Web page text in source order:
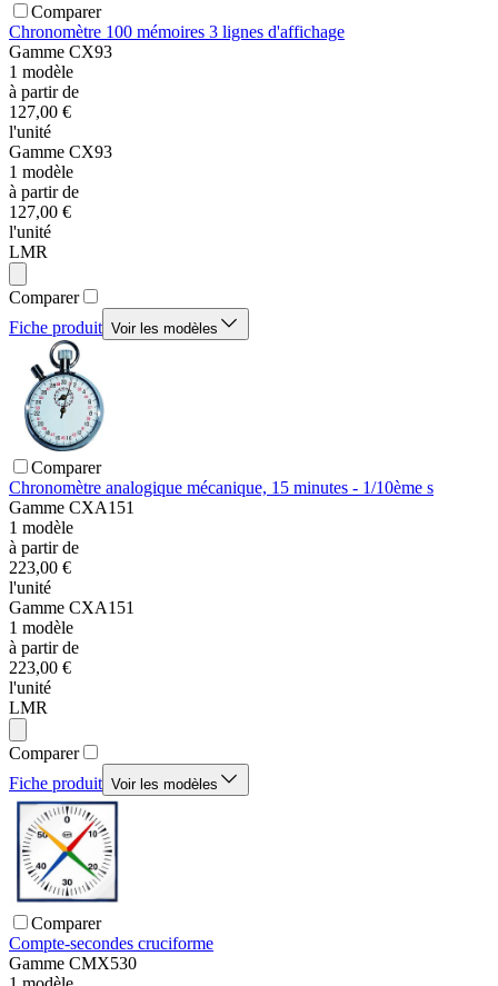
Comparer
Chronomètre 100 mémoires 3 lignes d'affichage
Gamme CX93
1 modèle
à partir de
127,00 €
l'unité
Gamme CX93
1 modèle
à partir de
127,00 €
l'unité
LMR
Comparer
Fiche produit Voir les modèles
Comparer
Chronomètre analogique mécanique, 15 minutes - 1/10ème s
Gamme CXA151
1 modèle
à partir de
223,00 €
l'unité
Gamme CXA151
1 modèle
à partir de
223,00 €
l'unité
LMR
Comparer
Fiche produit Voir les modèles
Comparer
Compte-secondes cruciforme
Gamme CMX530